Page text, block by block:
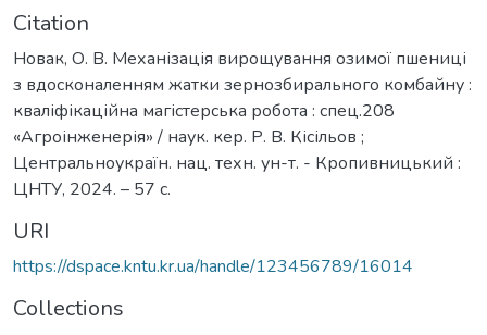
Citation
Новак, О. В. Механізація вирощування озимої пшениці
з вдосконаленням жатки зернозбирального комбайну :
кваліфікаційна магістерська робота : спец.208
«Агроінженерія» / наук. кер. Р. В. Кісільов ;
Центральноукраїн. нац. техн. ун-т. - Кропивницький :
ЦНТУ, 2024. – 57 с.
URI
https://dspace.kntu.kr.ua/handle/123456789/16014
Collections